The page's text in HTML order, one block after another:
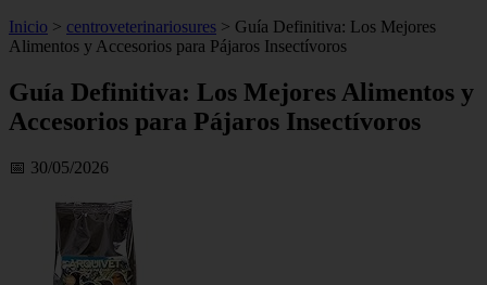
Inicio > centroveterinariosures > Guía Definitiva: Los Mejores
Alimentos y Accesorios para Pájaros Insectívoros
Guía Definitiva: Los Mejores Alimentos y
Accesorios para Pájaros Insectívoros
📅 30/05/2026